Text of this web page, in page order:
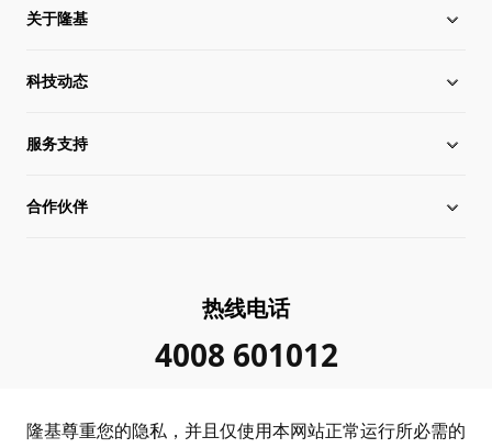
关于隆基
关于隆基
全球化布局
管理层信息
科技动态
硅片价格
行业动态
服务支持
下载中心
合作伙伴
热线电话
4008 601012
隆基尊重您的隐私，并且仅使用本网站正常运行所必需的